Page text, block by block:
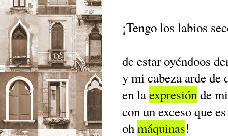
¡Tengo los labios
de estar oyéndoos
y mi cabeza arde de
en laexpresiónde
con un exceso que
ohmáquinas!